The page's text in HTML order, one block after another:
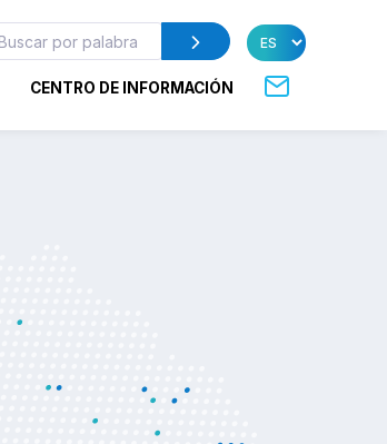
CENTRO DE INFORMACIÓN
muestras de